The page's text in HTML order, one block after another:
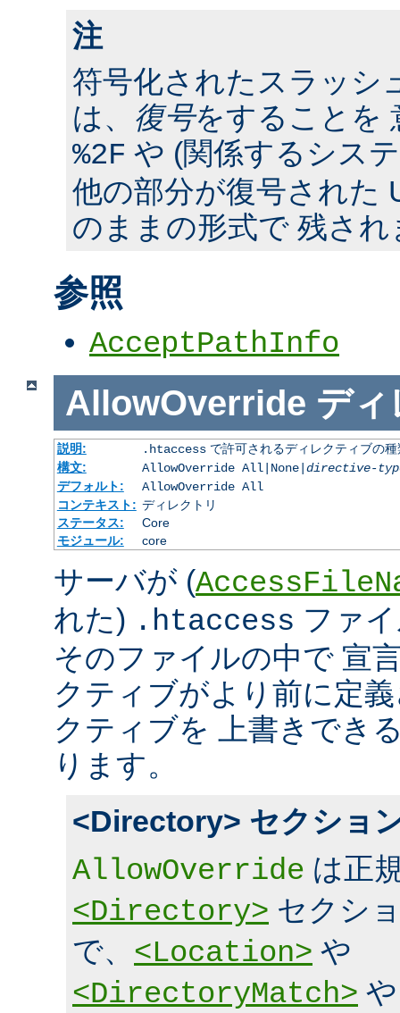
注
符号化されたスラッシ
は、 復号をすることを
%2F や (関係するシス
他の部分が復号された
のままの形式で 残され
参照
AcceptPathInfo
AllowOverride ディ
説明: .htaccessで許可されるディレクティブの種
構文:
AllowOverride All|None| directive-
デフォルト:
AllowOverride All
コンテキスト: ディレクトリ
ステータス:
Core
モジュール:
core
サーバが (
れた) .htaccess ファ
そのファイルの中で 宣
クティブがより前に定
クティブを 上書きでき
ります。
<Directory> セクショ
AllowOverride は正
<Directory> セクシ
で、 <Location> や
<DirectoryMatch>